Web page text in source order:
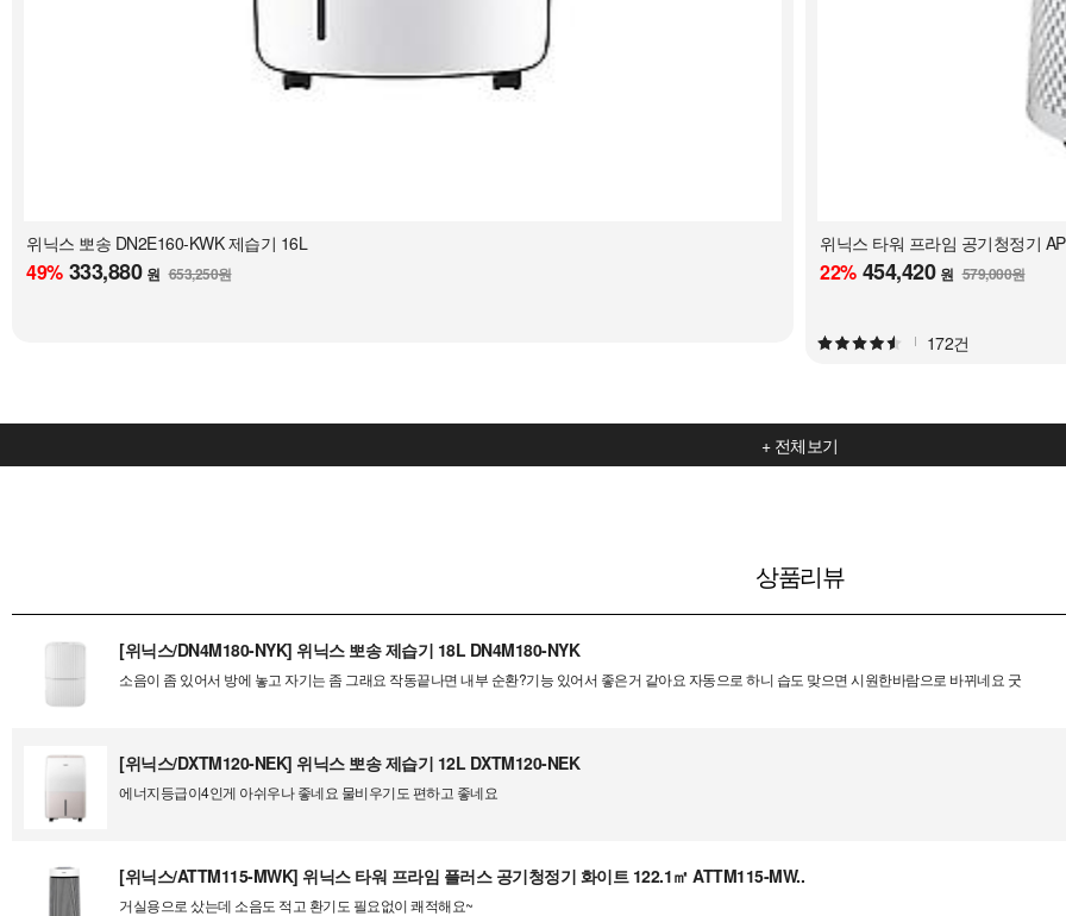
위닉스 뽀송 DN2E160-KWK 제습기 16L
49% 333,880 원 653,250원
위닉스 타워 프라임 공기청정기
22% 454,420 원 579,000원
172건
+ 전체보기
상품리뷰
[위닉스/DN4M180-NYK] 위닉스 뽀송 제습기 18L DN4M180-NYK
소음이 좀 있어서 방에 놓고 자기는 좀 그래요 작동끝나면 내부 순환?기능 있어서 좋은거 같아요 자동으로 하니 습도 맞으면 시원한바람으로 바뀌네요 굿
[위닉스/DXTM120-NEK] 위닉스 뽀송 제습기 12L DXTM120-NEK
에너지등급이4인게 아쉬우나 좋네요 물비우기도 편하고 좋네요
[위닉스/ATTM115-MWK] 위닉스 타워 프라임 플러스 공기청정기 화이트 122.1㎡ ATTM115-MW..
거실용으로 샀는데 소음도 적고 환기도 필요없이 쾌적해요~